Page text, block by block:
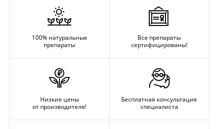
100% натуральные
препараты
Все препараты
сертифицированы!
Низкие цены
от производителя!
Бесплатная консультация
специалиста